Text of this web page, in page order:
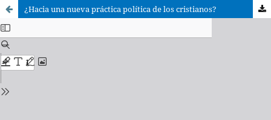
¿Hacia una nueva práctica política de los cristianos?